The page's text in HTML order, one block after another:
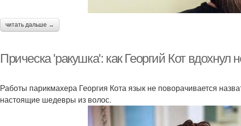
читать дальше →
Прическа 'ракушка': как Георгий Кот вдохнул
Работы парикмахера Георгия Кота язык не поворачивается
настоящие шедевры из волос.